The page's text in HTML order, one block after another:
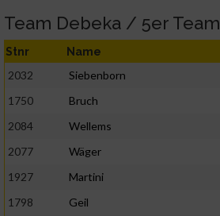
Team Debeka / 5er Team
Stnr Name
2032 Siebenborn
1750
Bruch
2084
Wellems
2077
Wäger
1927
Martini
1798
Geil